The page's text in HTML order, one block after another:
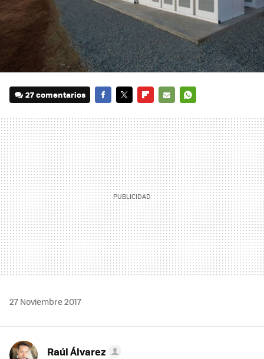
27 comentarios
MAIL
27 Noviembre 2017
Raúl Álvarez